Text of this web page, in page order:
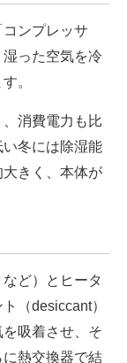
ンプレッサ
った空気を冷
。
消費電力も比
冬には除湿能
きく、本体が
ど）とヒータ
（desiccant）
吸着させ、そ
熱交換器で結